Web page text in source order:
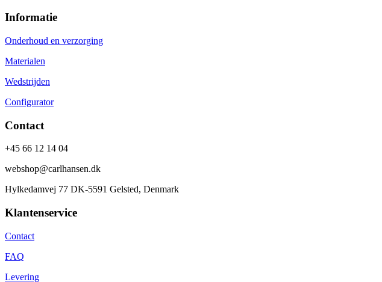
Informatie
Onderhoud en verzorging
Materialen
Wedstrijden
Configurator
Contact
+45 66 12 14 04
webshop@carlhansen.dk
Hylkedamvej 77 DK-5591 Gelsted, Denmark
Klantenservice
Contact
FAQ
Levering